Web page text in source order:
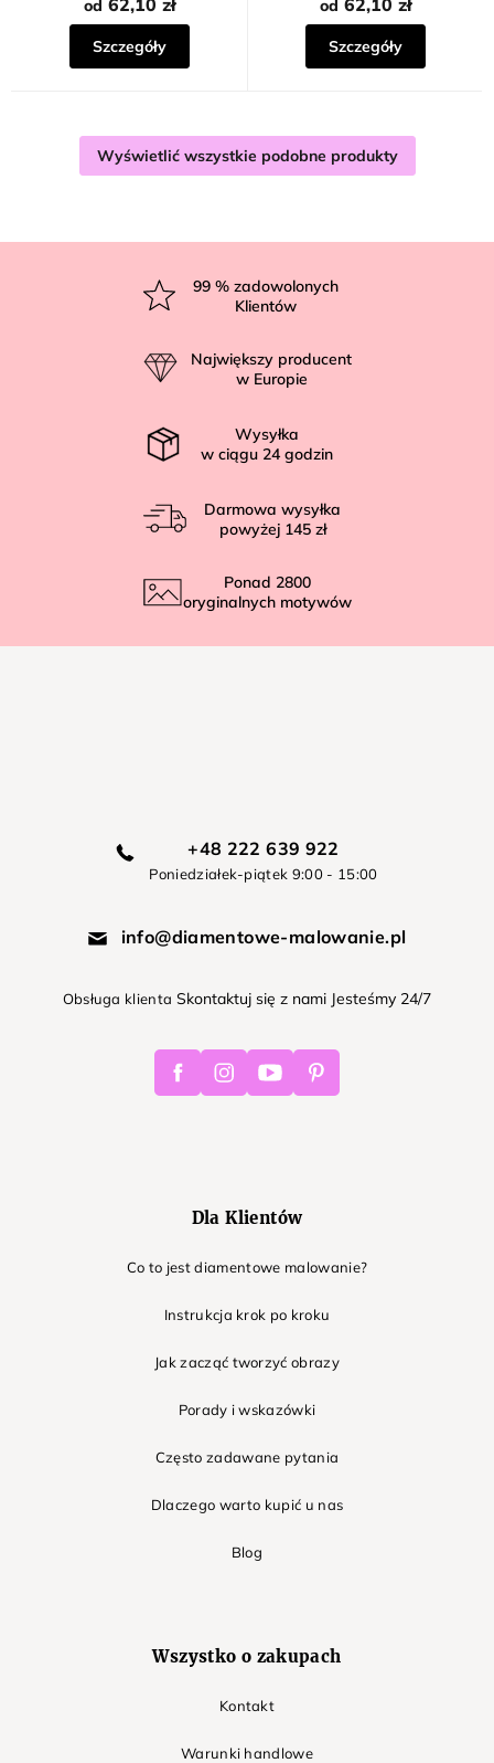
5
gwiazdek.
od
Szczegóły
od
Szczegóły
Wyświetlić wszystkie podobne produkty
99 % zadowolonych
Klientów
Największy producent
w Europie
Wysyłka
w ciągu 24 godzin
Darmowa wysyłka
powyżej 145 zł
Ponad 2800
oryginalnych motywów
+48 222 639 922
Poniedziałek-piątek 9:00 - 15:00
info@diamentowe-malowanie.pl
Obsługa klienta Skontaktuj się z nami Jesteśmy 24/7
FacebookInstagramYoutube Pinterest
Dla Klientów
Co to jest diamentowe malowanie?
Instrukcja krok po kroku
Jak zacząć tworzyć obrazy
Porady i wskazówki
Często zadawane pytania
Dlaczego warto kupić u nas
Blog
Wszystko o zakupach
Kontakt
Warunki handlowe